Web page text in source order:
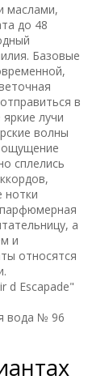
маслами,
до 48
Базовые
в
лучи
волны
ощущение
сплелись
нотки
а
и
относятся
d Escapade"
вода № 96